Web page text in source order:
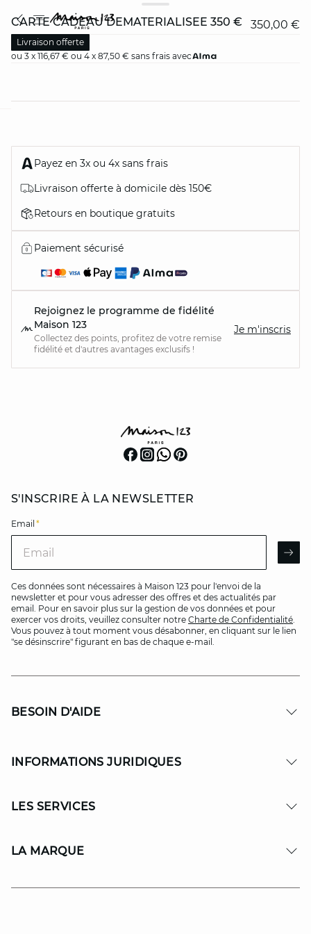
CARTE CADEAU DÉMATÉRIALISÉE 350 € 350,00 €
Livraison offerte
ou 3 x 116,67 € ou 4 x 87,50 € sans frais avec
Payez en 3x ou 4x sans frais
Livraison offerte à domicile dès 150€
Retours en boutique gratuits
Paiement sécurisé
Rejoignez le programme de fidélité
Maison 123
Collectez des points, profitez de votre remise
fidélité et d'autres avantages exclusifs !
Je m'inscris
S'INSCRIRE À LA NEWSLETTER
Email *
Ces données sont nécessaires à Maison 123 pour l'envoi de la
newsletter et pour vous adresser des offres et des actualités par
email. Pour en savoir plus sur la gestion de vos données et pour
exercer vos droits, veuillez consulter notre Charte de Confidentialité.
Vous pouvez à tout moment vous désabonner, en cliquant sur le lien
"se désinscrire" figurant en bas de chaque e-mail.
BESOIN D'AIDE
INFORMATIONS JURIDIQUES
LES SERVICES
LA MARQUE